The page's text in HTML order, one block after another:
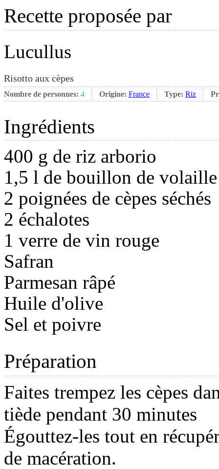
Recette proposée par
Lucullus
Risotto aux cèpes
Nombre de personnes: 4 Origine: France Type: Riz
Ingrédients
400 g de riz arborio
1,5 l de bouillon de volaille
2 poignées de cèpes séchés
2 échalotes
1 verre de vin rouge
Safran
Parmesan râpé
Huile d'olive
Sel et poivre
Préparation
Faites trempez les cèpes
tiède pendant 30 minutes
Égouttez-les tout en
de macération.